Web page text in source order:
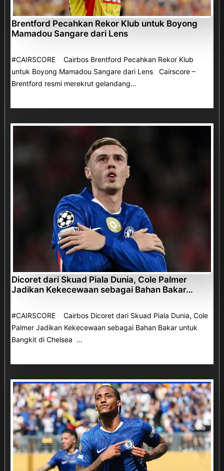
Brentford Pecahkan Rekor Klub untuk Boyong
Mamadou Sangare dari Lens
#CAIRSCORE Cairbos Brentford Pecahkan Rekor Klub
untuk Boyong Mamadou Sangare dari Lens Cairscore –
Brentford resmi merekrut gelandang…
Dicoret dari Skuad Piala Dunia, Cole Palmer
Jadikan Kekecewaan sebagai Bahan Bakar…
#CAIRSCORE Cairbos Dicoret dari Skuad Piala Dunia, Cole
Palmer Jadikan Kekecewaan sebagai Bahan Bakar untuk
Bangkit di Chelsea …